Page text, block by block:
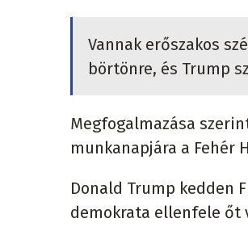
Vannak erőszakos
börtönre, és Trump
Megfogalmazása
munkanapjára a Fehér
Donald Trump kedden
demokrata ellenfele őt